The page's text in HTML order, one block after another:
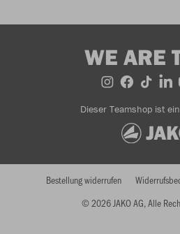
WE ARE
Dieser Teamshop ist
© 2026 JAKO AG, Alle
Bestellung widerrufen